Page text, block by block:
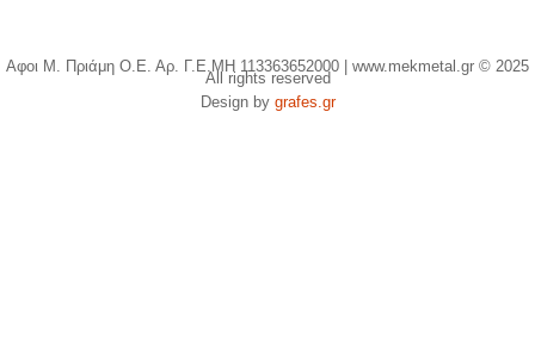
Αφοι Μ. Πριάμη Ο.Ε. Αρ. Γ.Ε.ΜΗ 113363652000 | www.mekmetal.gr © 2025
All rights reserved
Design by grafes.gr